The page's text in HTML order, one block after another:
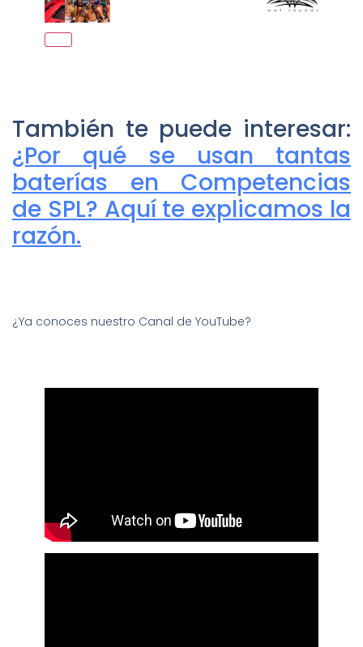
También te puede interesar:
¿Por qué se usan tantas
baterías en Competencias
de SPL? Aquí te explicamos la
razón.
¿Ya conoces nuestro Canal de YouTube?